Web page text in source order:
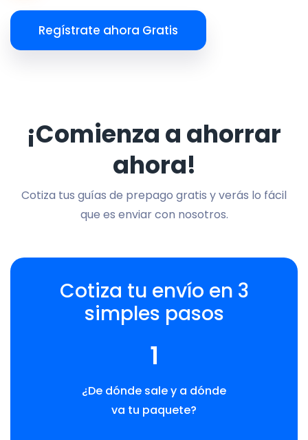
Regístrate ahora Gratis
¡Comienza a ahorrar
ahora!
Cotiza tus guías de prepago gratis y verás lo fácil
que es enviar con nosotros.
Cotiza tu envío en 3
simples pasos
1
¿De dónde sale y a dónde
va tu paquete?